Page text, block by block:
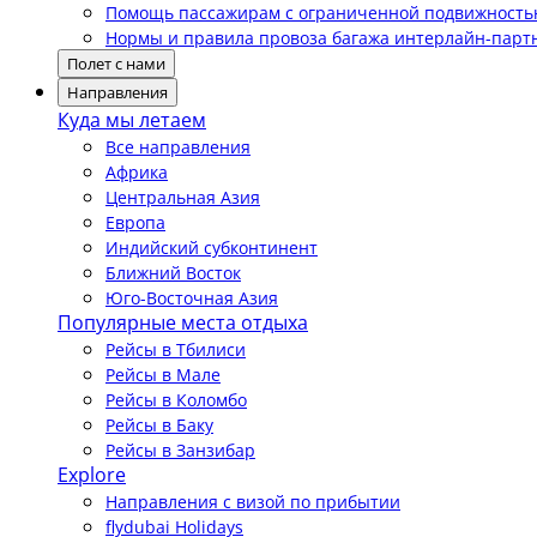
Помощь пассажирам с ограниченной
Нормы и правила провоза багажа интерлайн-
Полет с нами
Направления
Куда мы летаем
Все направления
Африка
Центральная Азия
Европа
Индийский субконтинент
Ближний Восток
Юго-Восточная Азия
Популярные места отдыха
Рейсы в Тбилиси
Рейсы в Мале
Рейсы в Коломбо
Рейсы в Баку
Рейсы в Занзибар
Explore
Направления с визой по прибытии
flydubai Holidays